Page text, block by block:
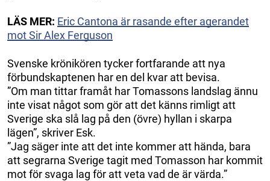
LÄS MER: Eric Cantona är rasande efter agerandet
mot Sir Alex Ferguson
Svenske krönikören tycker fortfarande att nya
förbundskaptenen har en del kvar att bevisa.
”Om man tittar framåt har Tomassons landslag ännu
inte visat något som gör att det känns rimligt att
Sverige ska slå lag på den (övre) hyllan i skarpa
lägen”, skriver Esk.
”Jag säger inte att det inte kommer att hända, bara
att segrarna Sverige tagit med Tomasson har kommit
mot för svaga lag för att veta vad de är värda.”